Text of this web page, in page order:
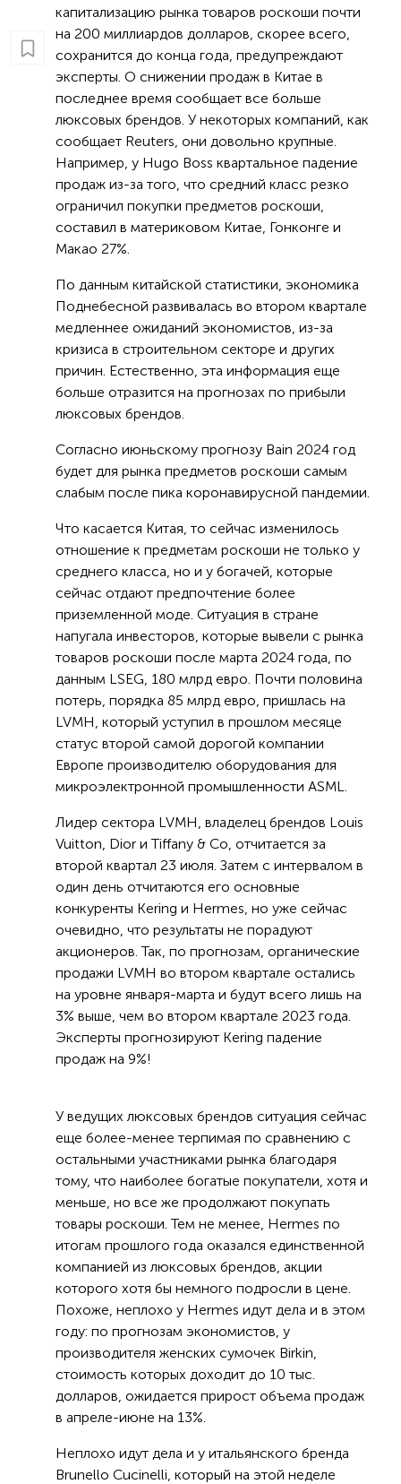
капитализацию рынка товаров роскоши почти
на 200 миллиардов долларов, скорее всего,
сохранится до конца года, предупреждают
эксперты. О снижении продаж в Китае в
последнее время сообщает все больше
люксовых брендов. У некоторых компаний, как
сообщает Reuters, они довольно крупные.
Например, у Hugo Boss квартальное падение
продаж из-за того, что средний класс резко
ограничил покупки предметов роскоши,
составил в материковом Китае, Гонконге и
Макао 27%.
По данным китайской статистики, экономика
Поднебесной развивалась во втором квартале
медленнее ожиданий экономистов, из-за
кризиса в строительном секторе и других
причин. Естественно, эта информация еще
больше отразится на прогнозах по прибыли
люксовых брендов.
Согласно июньскому прогнозу Bain 2024 год
будет для рынка предметов роскоши самым
слабым после пика коронавирусной пандемии.
Что касается Китая, то сейчас изменилось
отношение к предметам роскоши не только у
среднего класса, но и у богачей, которые
сейчас отдают предпочтение более
приземленной моде. Ситуация в стране
напугала инвесторов, которые вывели с рынка
товаров роскоши после марта 2024 года, по
данным LSEG, 180 млрд евро. Почти половина
потерь, порядка 85 млрд евро, пришлась на
LVMH, который уступил в прошлом месяце
статус второй самой дорогой компании
Европе производителю оборудования для
микроэлектронной промышленности ASML.
Лидер сектора LVMH, владелец брендов Louis
Vuitton, Dior и Tiffany & Co, отчитается за
второй квартал 23 июля. Затем с интервалом в
один день отчитаются его основные
конкуренты Kering и Hermes, но уже сейчас
очевидно, что результаты не порадуют
акционеров. Так, по прогнозам, органические
продажи LVMH во втором квартале остались
на уровне января-марта и будут всего лишь на
3% выше, чем во втором квартале 2023 года.
Эксперты прогнозируют Kering падение
продаж на 9%!
У ведущих люксовых брендов ситуация сейчас
еще более-менее терпимая по сравнению с
остальными участниками рынка благодаря
тому, что наиболее богатые покупатели, хотя и
меньше, но все же продолжают покупать
товары роскоши. Тем не менее, Hermes по
итогам прошлого года оказался единственной
компанией из люксовых брендов, акции
которого хотя бы немного подросли в цене.
Похоже, неплохо у Hermes идут дела и в этом
году: по прогнозам экономистов, у
производителя женских сумочек Birkin,
стоимость которых доходит до 10 тыс.
долларов, ожидается прирост объема продаж
в апреле-июне на 13%.
Неплохо идут дела и у итальянского бренда
Brunello Cucinelli, который на этой неделе